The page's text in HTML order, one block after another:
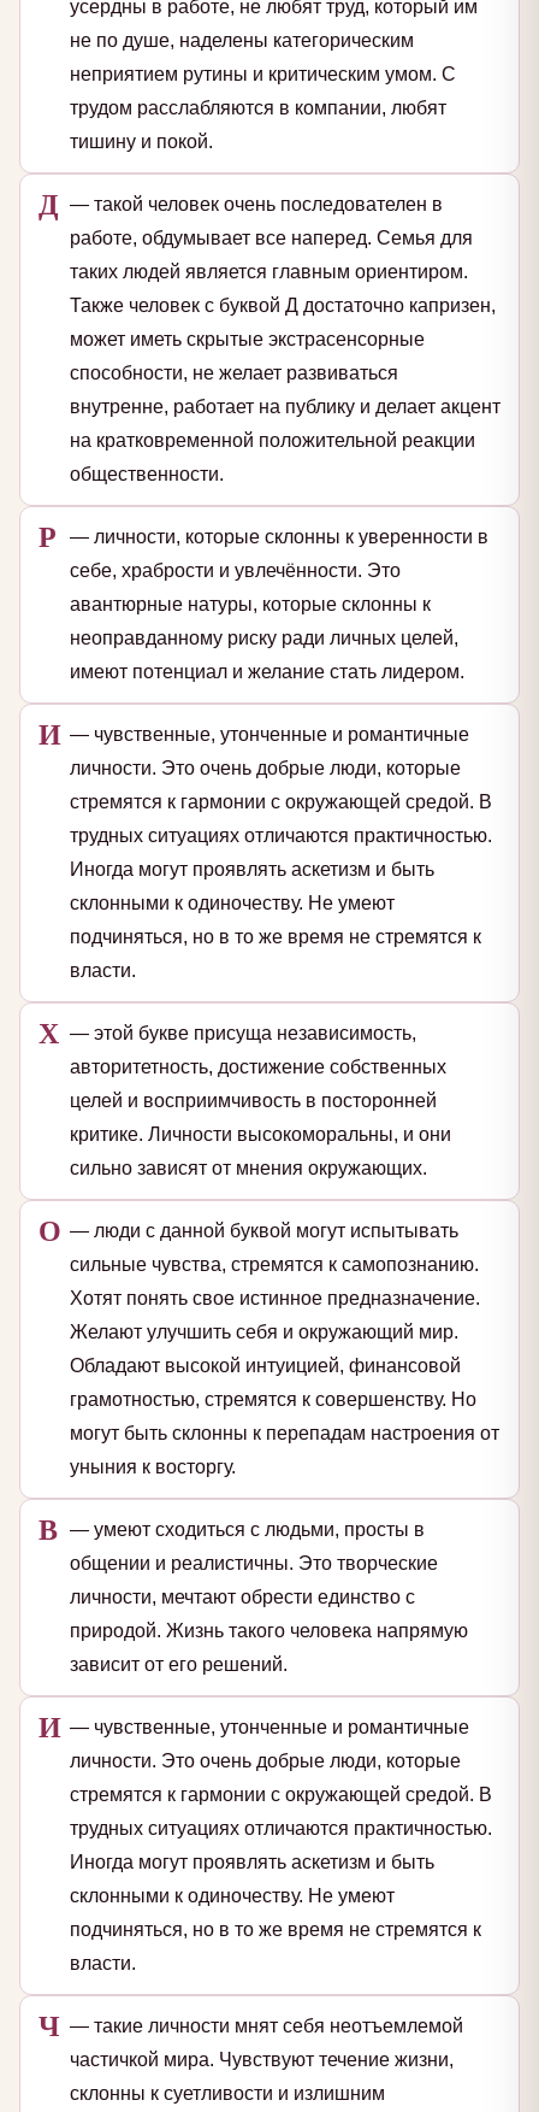
усердны в работе, не любят труд, который им
не по душе, наделены категорическим
неприятием рутины и критическим умом. С
трудом расслабляются в компании, любят
тишину и покой.
Д — такой человек очень последователен в
работе, обдумывает все наперед. Семья для
таких людей является главным ориентиром.
Также человек с буквой Д достаточно капризен,
может иметь скрытые экстрасенсорные
способности, не желает развиваться
внутренне, работает на публику и делает акцент
на кратковременной положительной реакции
общественности.
Р
— личности, которые склонны к уверенности в
себе, храбрости и увлечённости. Это
авантюрные натуры, которые склонны к
неоправданному риску ради личных целей,
имеют потенциал и желание стать лидером.
И — чувственные, утонченные и романтичные
личности. Это очень добрые люди, которые
стремятся к гармонии с окружающей средой. В
трудных ситуациях отличаются практичностью.
Иногда могут проявлять аскетизм и быть
склонными к одиночеству. Не умеют
подчиняться, но в то же время не стремятся к
власти.
Х — этой букве присуща независимость,
авторитетность, достижение собственных
целей и восприимчивость в посторонней
критике. Личности высокоморальны, и они
сильно зависят от мнения окружающих.
О — люди с данной буквой могут испытывать
сильные чувства, стремятся к самопознанию.
Хотят понять свое истинное предназначение.
Желают улучшить себя и окружающий мир.
Обладают высокой интуицией, финансовой
грамотностью, стремятся к совершенству. Но
могут быть склонны к перепадам настроения от
уныния к восторгу.
В — умеют сходиться с людьми, просты в
общении и реалистичны. Это творческие
личности, мечтают обрести единство с
природой. Жизнь такого человека напрямую
зависит от его решений.
И — чувственные, утонченные и романтичные
личности. Это очень добрые люди, которые
стремятся к гармонии с окружающей средой. В
трудных ситуациях отличаются практичностью.
Иногда могут проявлять аскетизм и быть
склонными к одиночеству. Не умеют
подчиняться, но в то же время не стремятся к
власти.
Ч — такие личности мнят себя неотъемлемой
частичкой мира. Чувствуют течение жизни,
склонны к суетливости и излишним